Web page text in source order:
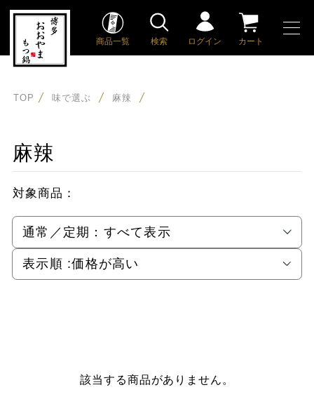
商品一覧 検索 ログイン カート
TOP 味で選ぶ 麻辣
麻辣
対象商品：
通常／定期： すべて表示
表示順 :価格が高い
該当する商品がありません。